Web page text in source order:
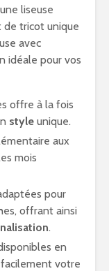
liseuse
de tricot unique
avec
idéale pour vos
offre à la fois
style unique.
aux
mois
pour
offrant ainsi
.
en
votre